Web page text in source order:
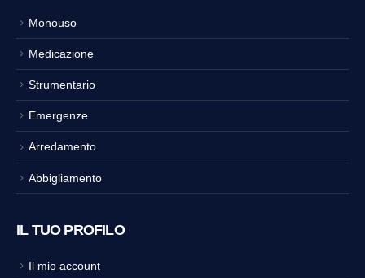
Monouso
Medicazione
Strumentario
Emergenze
Arredamento
Abbigliamento
IL TUO PROFILO
Il mio account